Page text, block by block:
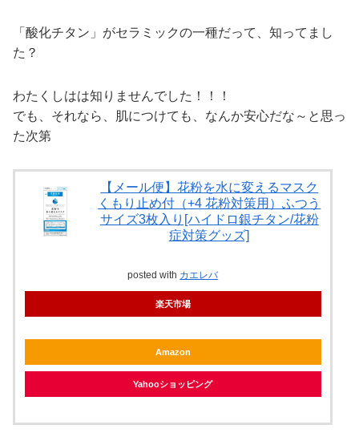
「酸化チタン」がセラミックの一種だって、知ってまし
た？
わたくしはは知りませんでした！！！
でも、それなら、肌につけても、なんか安心だな～と思っ
た次第
【メール便】花粉を水に変えるマスク
くもり止め付（+4 花粉対策用）ふつう
サイズ3枚入り[ハイドロ銀チタン/花粉
症対策グッズ]
posted with カエレバ
楽天市場
Amazon
Yahooショッピング